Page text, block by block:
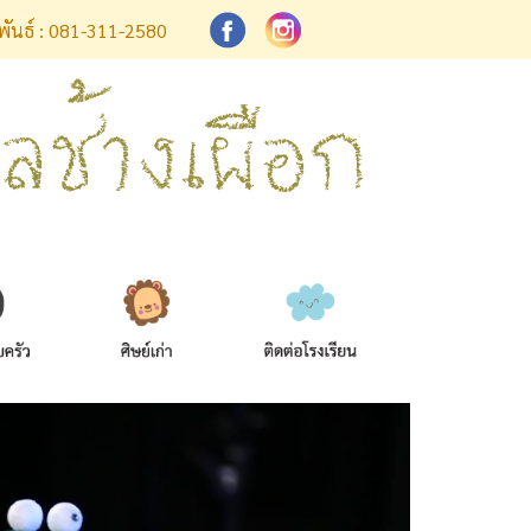
ธ์ : 081-311-2580